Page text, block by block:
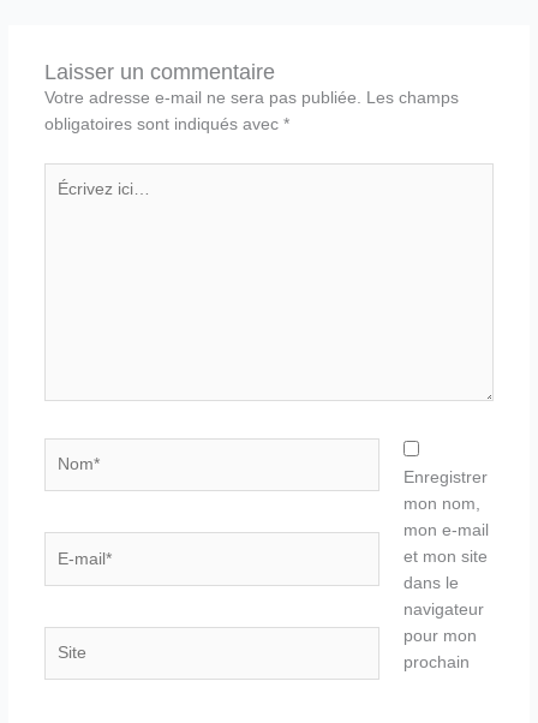
Laisser un commentaire
Votre adresse e-mail ne sera pas publiée. Les champs
obligatoires sont indiqués avec *
mail*
Enregistrer
mon nom,
mon e-mail
et mon site
dans le
navigateur
pour mon
prochain